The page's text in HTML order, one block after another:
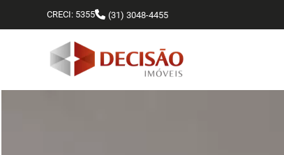
CRECI: 5355 (31) 3048-4455